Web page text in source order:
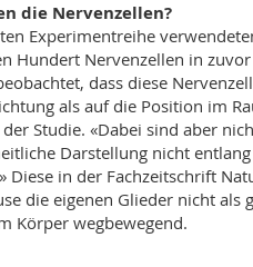
die Nervenzellen?
Experimentreihe
Hundert Nervenzellen in
dass diese
als auf die Position im
Studie. «Dabei sind aber
Darstellung nicht
Diese in der Fachzeitschrift
die eigenen Glieder nicht
Körper wegbewegend.